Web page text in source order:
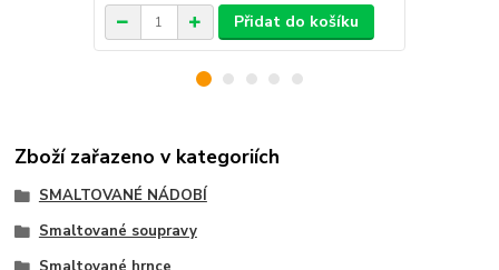
Přidat do košíku
Zboží zařazeno v kategoriích
SMALTOVANÉ NÁDOBÍ
Smaltované soupravy